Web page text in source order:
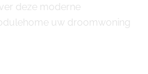
deze moderne
uw droomwoning